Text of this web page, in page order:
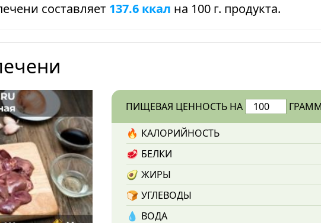
составляет 137.6 ккал на 100 г. продукта.
ПИЩЕВАЯ ЦЕННОСТЬ НА ГРАММ
🔥 КАЛОРИЙНОСТЬ
🥩 БЕЛКИ
🥑 ЖИРЫ
🍞 УГЛЕВОДЫ
💧️ ВОДА